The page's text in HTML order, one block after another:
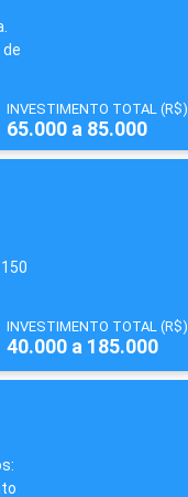
INVESTIMENTO TOTAL (R$)
65.000 a 85.000
INVESTIMENTO TOTAL (R$)
40.000 a 185.000